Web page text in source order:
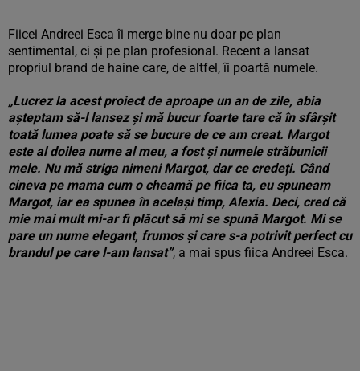
Fiicei Andreei Esca îi merge bine nu doar pe plan
sentimental, ci și pe plan profesional. Recent a lansat
propriul brand de haine care, de altfel, îi poartă numele.
„Lucrez la acest proiect de aproape un an de zile, abia
așteptam să-l lansez și mă bucur foarte tare că în sfârșit
toată lumea poate să se bucure de ce am creat. Margot
este al doilea nume al meu, a fost și numele străbunicii
mele. Nu mă striga nimeni Margot, dar ce credeți. Când
cineva pe mama cum o cheamă pe fiica ta, eu spuneam
Margot, iar ea spunea în același timp, Alexia. Deci, cred că
mie mai mult mi-ar fi plăcut să mi se spună Margot. Mi se
pare un nume elegant, frumos și care s-a potrivit perfect cu
brandul pe care l-am lansat”, a mai spus fiica Andreei Esca.